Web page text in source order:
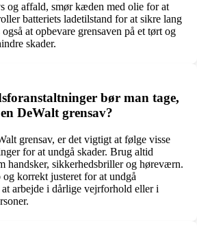
og affald, smør kæden med olie for at
batteriets ladetilstand for at sikre lang
at opbevare grensaven på et tørt og
skader.
bør man tage,
DeWalt grensav?
grensav, er det vigtigt at følge visse
for at undgå skader. Brug altid
handsker, sikkerhedsbriller og høreværn.
korrekt justeret for at undgå
arbejde i dårlige vejrforhold eller i